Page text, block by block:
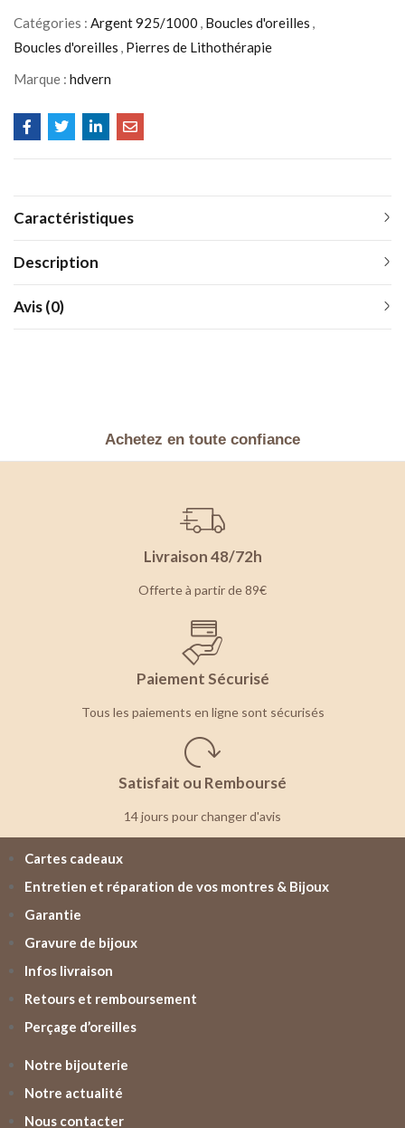
Catégories : Argent 925/1000 , Boucles d'oreilles ,
Boucles d'oreilles , Pierres de Lithothérapie
Marque : hdvern
Caractéristiques
Description
Avis (0)
Achetez en toute confiance
Livraison 48/72h
Offerte à partir de 89€
Paiement Sécurisé
Tous les paiements en ligne sont sécurisés
Satisfait ou Remboursé
14 jours pour changer d'avis
Cartes cadeaux
Entretien et réparation de vos montres & Bijoux
Garantie
Gravure de bijoux
Infos livraison
Retours et remboursement
Perçage d’oreilles
Notre bijouterie
Notre actualité
Nous contacter